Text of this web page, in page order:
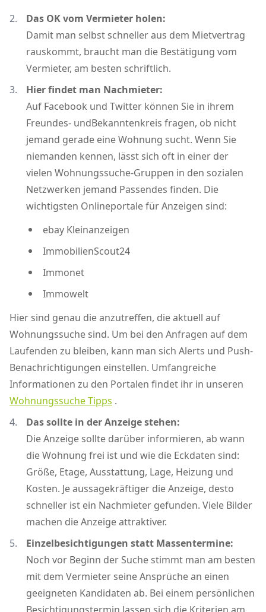
Das OK vom Vermieter holen:
Damit man selbst schneller aus dem Mietvertrag
rauskommt, braucht man die Bestätigung vom
Vermieter, am besten schriftlich.
Hier findet man Nachmieter:
Auf Facebook und Twitter können Sie in ihrem
Freundes- undBekanntenkreis fragen, ob nicht
jemand gerade eine Wohnung sucht. Wenn Sie
niemanden kennen, lässt sich oft in einer der
vielen Wohnungssuche-Gruppen in den sozialen
Netzwerken jemand Passendes finden. Die
wichtigsten Onlineportale für Anzeigen sind:
ebay Kleinanzeigen
ImmobilienScout24
Immonet
Immowelt
Hier sind genau die anzutreffen, die aktuell auf
Wohnungssuche sind. Um bei den Anfragen auf dem
Laufenden zu bleiben, kann man sich Alerts und Push-
Benachrichtigungen einstellen. Umfangreiche
Informationen zu den Portalen findet ihr in unseren
Wohnungssuche Tipps .
Das sollte in der Anzeige stehen:
Die Anzeige sollte darüber informieren, ab wann
die Wohnung frei ist und wie die Eckdaten sind:
Größe, Etage, Ausstattung, Lage, Heizung und
Kosten. Je aussagekräftiger die Anzeige, desto
schneller ist ein Nachmieter gefunden. Viele Bilder
machen die Anzeige attraktiver.
Einzelbesichtigungen statt Massentermine:
Noch vor Beginn der Suche stimmt man am besten
mit dem Vermieter seine Ansprüche an einen
geeigneten Kandidaten ab. Bei einem persönlichen